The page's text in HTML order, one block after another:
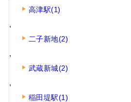
高津駅(1)
,
二子新地(2)
,
武蔵新城(2)
,
稲田堤駅(1)